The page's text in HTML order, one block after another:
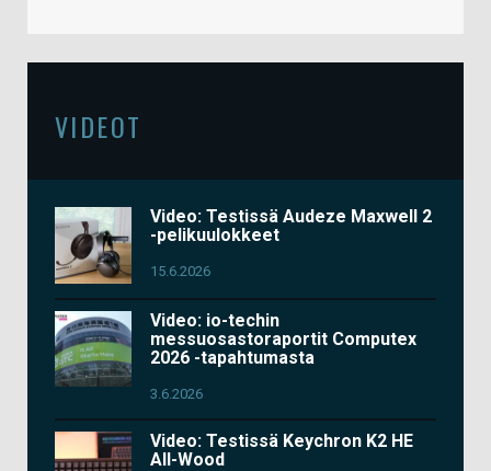
VIDEOT
Video: Testissä Audeze Maxwell 2
-pelikuulokkeet
15.6.2026
Video: io-techin
messuosastoraportit Computex
2026 -tapahtumasta
3.6.2026
Video: Testissä Keychron K2 HE
All-Wood